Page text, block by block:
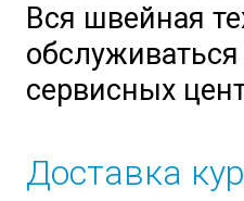
Вся швейная
сервисных
Доставка